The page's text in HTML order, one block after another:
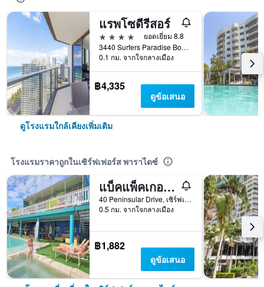
แรพโซดีรีสอร์
4 ดาว
ยอดเยี่ยม 8.8
3440 Surfers Paradise Boulevard, เซิร์ฟเฟอร์ส พาราไดซ์, QLD, ออสเตรเลีย
0.1 กม. จากใจกลางเมือง
฿4,335
ดูข้อเสนอ
ดูโรงแรมใกล้เคียงเพิ่มเติม
โรงแรมราคาถูกในเซิร์ฟเฟอร์ส พาราไดซ์
แบ็คแพ็คเกอร์ส อิน พาราไดซ์ รีสอร์ท - โฮสเทล
40 Peninsular Drive, เซิร์ฟเฟอร์ส พาราไดซ์, QLD, ออสเตรเลีย
0.5 กม. จากใจกลางเมือง
฿1,882
ดูข้อเสนอ